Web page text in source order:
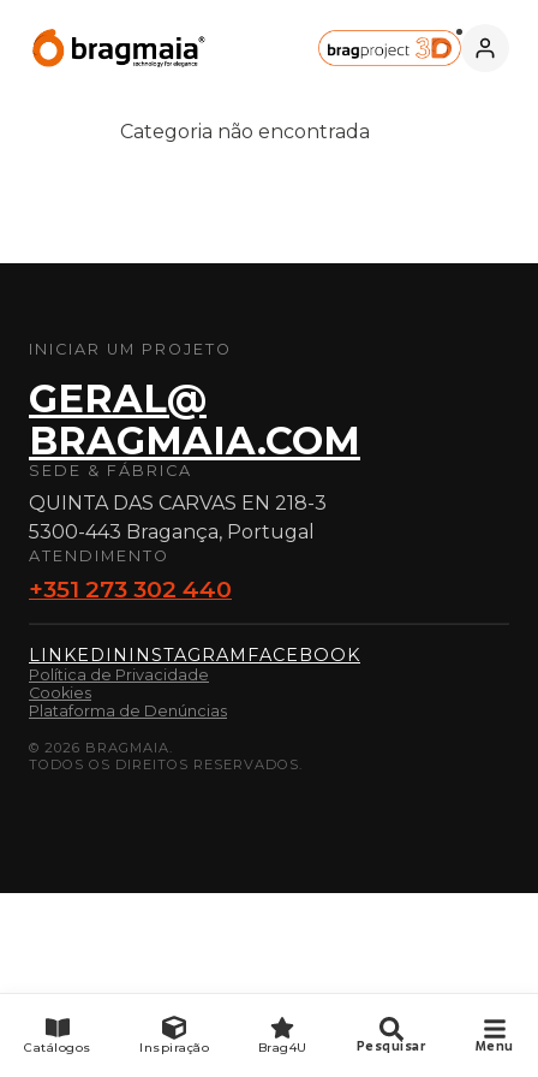
Categoria não encontrada
INICIAR UM PROJETO
GERAL@
BRAGMAIA.COM
SEDE & FÁBRICA
QUINTA DAS CARVAS EN 218-3
5300-443 Bragança, Portugal
ATENDIMENTO
+351 273 302 440
LINKEDIN INSTAGRAM FACEBOOK
Política de Privacidade
Cookies
Plataforma de Denúncias
© 2026 BRAGMAIA.
TODOS OS DIREITOS RESERVADOS.
Catálogos Inspiração Brag4U Pesquisar Menu